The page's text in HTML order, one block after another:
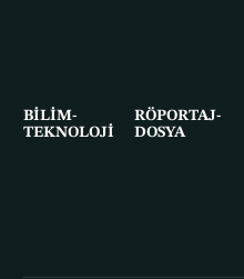
BİLİM-
TEKNOLOJİ
RÖPORTAJ-
DOSYA